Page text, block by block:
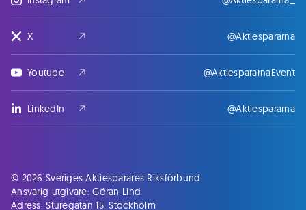
X @Aktiespararna
Youtube @AktiespararnaEvent
LinkedIn @Aktiespararna
© 2026 Sveriges Aktiesparares Riksförbund
Ansvarig utgivare: Göran Lind
Adress: Sturegatan 15, Stockholm